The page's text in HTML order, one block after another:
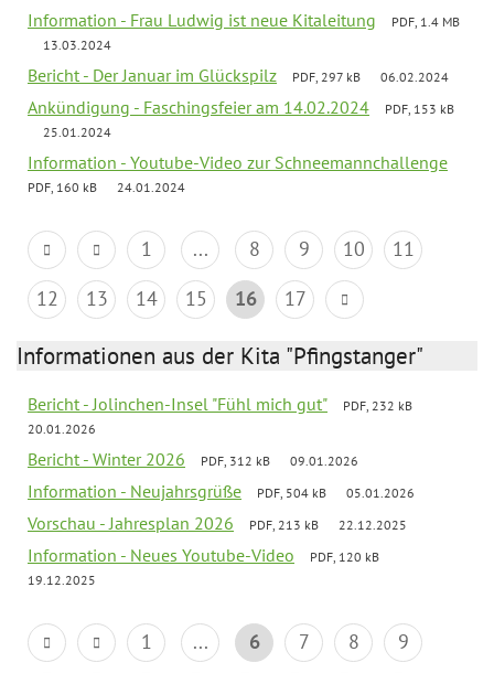
Information - Frau Ludwig ist neue Kitaleitung
PDF, 1.4 MB
13.03.2024
Bericht - Der Januar im Glückspilz PDF, 297 kB 06.02.2024
Ankündigung - Faschingsfeier am 14.02.2024
PDF, 153 kB
25.01.2024
Information - Youtube-Video zur Schneemannchallenge
PDF, 160 kB 24.01.2024
1 ... 8 9 10
11
12
13 14 15 16 17
Informationen aus der Kita "Pfingstanger"
Bericht - Jolinchen-Insel "Fühl mich gut"
PDF, 232 kB
20.01.2026
Bericht - Winter 2026 PDF, 312 kB 09.01.2026
Information - Neujahrsgrüße PDF, 504 kB 05.01.2026
Vorschau - Jahresplan 2026 PDF, 213 kB 22.12.2025
Information - Neues Youtube-Video
PDF, 120 kB
19.12.2025
1 ... 6 7 8
9